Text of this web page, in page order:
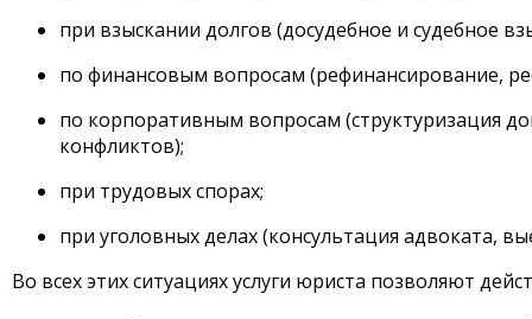
при взыскании долгов (досудебное и судебное
по финансовым вопросам (рефинансирование,
по корпоративным вопросам (структуризация
конфликтов);
при трудовых спорах;
при уголовных делах (консультация адвоката,
Во всех этих ситуациях услуги юриста позволяют